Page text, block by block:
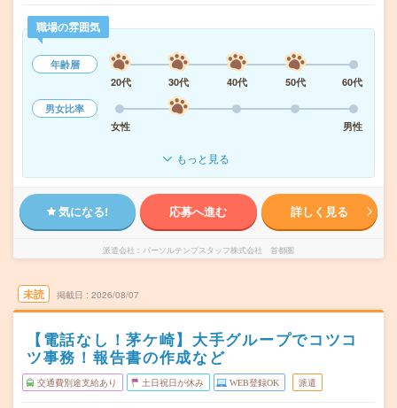
職場の雰囲気
年齢層
20代
30代 40代 50代
60代
男女比率
女性
男性
もっと見る
気になる! 応募へ進む 詳しく見る
派遣会社 パーソルテンプスタッフ株式会社 首都圏
未読 掲載日 2026/08/07
【電話なし！茅ケ崎】大手グループでコツコ
ツ事務！報告書の作成など
交通費別途支給あり 土日祝日が休み WEB登録OK 派遣